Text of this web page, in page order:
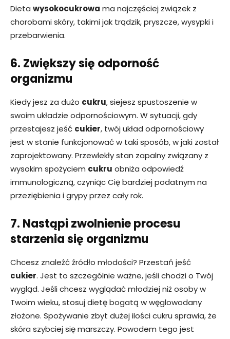
Dieta wysokocukrowa ma najczęściej związek z
chorobami skóry, takimi jak trądzik, pryszcze, wysypki i
przebarwienia.
6. Zwiększy się odporność
organizmu
Kiedy jesz za dużo cukru, siejesz spustoszenie w
swoim układzie odpornościowym. W sytuacji, gdy
przestajesz jeść cukier, twój układ odpornościowy
jest w stanie funkcjonować w taki sposób, w jaki został
zaprojektowany. Przewlekły stan zapalny związany z
wysokim spożyciem cukru obniża odpowiedź
immunologiczną, czyniąc Cię bardziej podatnym na
przeziębienia i grypy przez cały rok.
7. Nastąpi zwolnienie procesu
starzenia się organizmu
Chcesz znaleźć źródło młodości? Przestań jeść
cukier. Jest to szczególnie ważne, jeśli chodzi o Twój
wygląd. Jeśli chcesz wyglądać młodziej niż osoby w
Twoim wieku, stosuj dietę bogatą w węglowodany
złożone. Spożywanie zbyt dużej ilości cukru sprawia, że ​​
skóra szybciej się marszczy. Powodem tego jest